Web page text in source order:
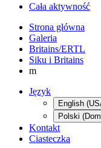
Cała aktywność
Strona główna
Galeria
Britains/ERTL
Siku i Britains
m
Język
English
Polski
Kontakt
Ciasteczka